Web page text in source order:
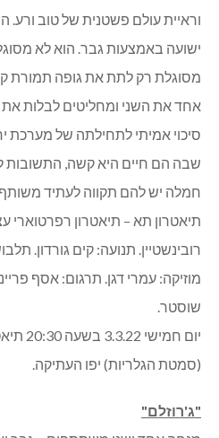
וראיית עולם פשטנית של טוב
ישועה באמצעות גבר. הוא לא
מסוגלת רק לתת את גופה תמורת
אחד את השני ומחליטים לבלות
סיכוי אמיתי לתחילתה של מערכת
שבה הם חיים היא קשה, התשובות
חמלה יש להם תקווה לעתיד
תיאטרון תא – תיאטרון רפרטוארי
רובינשטיין. תנועה: קים גורדון.
מוזיקה: עמרי דגן. תרגום: אסף
שוסטר.
(סמטת הגלריות) יפו העתיקה.
"ג'רוזלם"